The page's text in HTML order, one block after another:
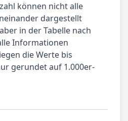
können nicht alle
dargestellt
in der Tabelle nach
Informationen
die Werte bis
gerundet auf 1.000er-